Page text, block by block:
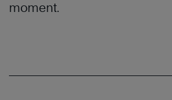
moment.